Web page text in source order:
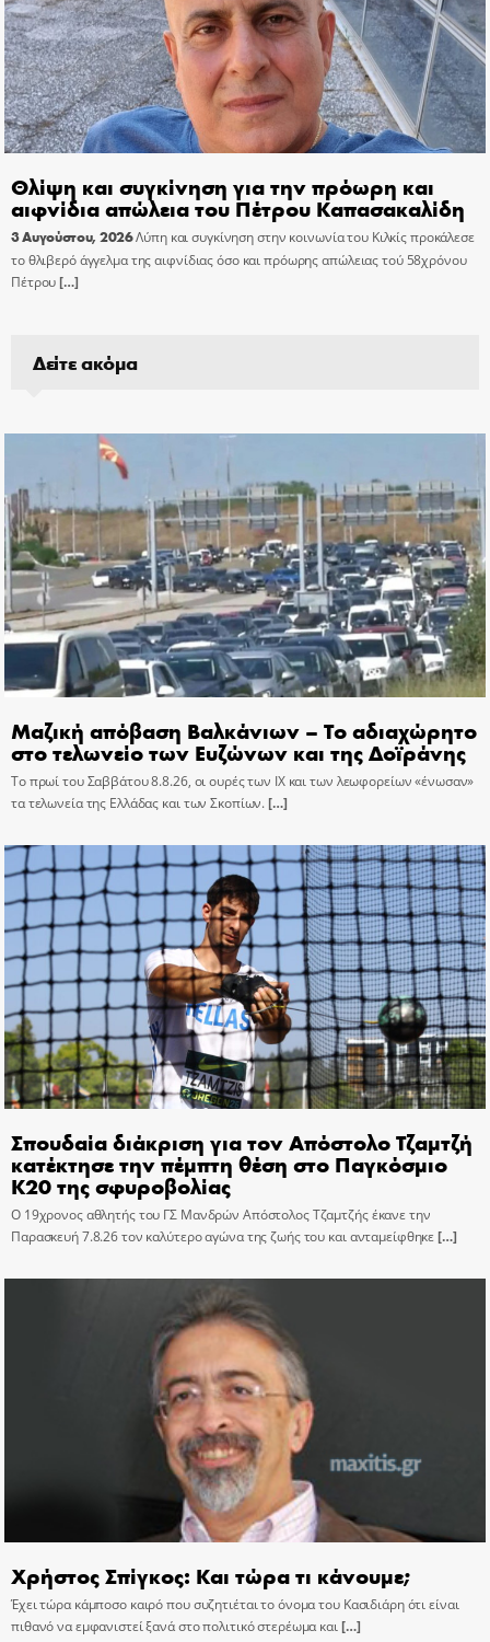
Θλίψη και συγκίνηση για την πρόωρη και
αιφνίδια απώλεια του Πέτρου Καπασακαλίδη
3 Αυγούστου, 2026Λύπη και συγκίνηση στην κοινωνία του Κιλκίς προκάλεσε
το θλιβερό άγγελμα της αιφνίδιας όσο και πρόωρης απώλειας τού 58χρόνου
Πέτρου[…]
Δείτε ακόμα
Μαζική απόβαση Βαλκάνιων – Το αδιαχώρητο
στο τελωνείο των Ευζώνων και της Δοϊράνης
Το πρωί του Σαββάτου 8.8.26, οι ουρές των ΙΧ και των λεωφορείων «ένωσαν»
τα τελωνεία της Ελλάδας και των Σκοπίων.[…]
Σπουδαία διάκριση για τον Απόστολο Τζαμτζή
κατέκτησε την πέμπτη θέση στο Παγκόσμιο
Κ20 της σφυροβολίας
Ο 19χρονος αθλητής του ΓΣ Μανδρών Απόστολος Τζαμτζής έκανε την
Παρασκευή 7.8.26 τον καλύτερο αγώνα της ζωής του και ανταμείφθηκε[…]
Χρήστος Σπίγκος: Και τώρα τι κάνουμε;
Έχει τώρα κάμποσο καιρό που συζητιέται το όνομα του Κασιδιάρη ότι είναι
πιθανό να εμφανιστεί ξανά στο πολιτικό στερέωμα και[…]